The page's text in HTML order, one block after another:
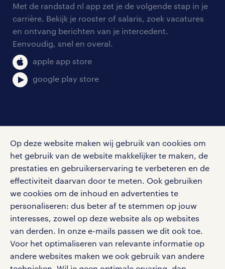
Op deze website maken wij gebruik van cookies om
het gebruik van de website makkelijker te maken, de
prestaties en gebruikerservaring te verbeteren en de
effectiviteit daarvan door te meten. Ook gebruiken
we cookies om de inhoud en advertenties te
personaliseren: dus beter af te stemmen op jouw
interesses, zowel op deze website als op websites
van derden. In onze e-mails passen we dit ook toe.
Voor het optimaliseren van relevante informatie op
andere websites maken we ook gebruik van andere
personeel gezocht
aanmelden nieuwsbrief
blogs en artikelen
salarischecker
bruto-netto calculator
onze vestigingen
pers
klachten en misstanden
Met de randstad nl app zet je de volgende stap in je
carrière. Bekijk je rooster of salaris, zoek vacatures
en ontvang berichten van je intercedent.
Eenvoudig, snel en overal.
apple app store
google play store
Volg ons voor de leukste content omtrent
vacatures, solliciteren en inspiratie.
werken bij randstad
gebruikersvoorwaarden
privacystatement
cookies